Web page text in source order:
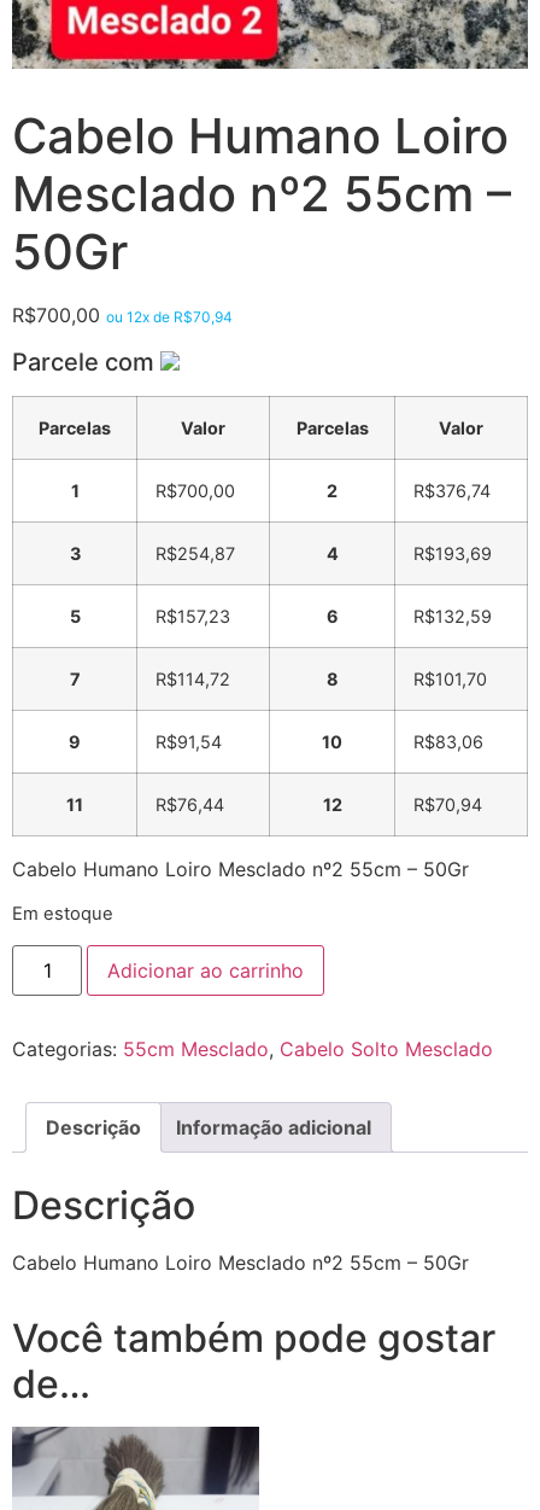
Cabelo Humano Loiro
Mesclado nº2 55cm –
50Gr
R$700,00 ou 12x de R$70,94
Parcele com
Parcelas Valor Parcelas Valor
1 R$700,00 2 R$376,74
3 R$254,87 4 R$193,69
5 R$157,23 6 R$132,59
7 R$114,72 8 R$101,70
9 R$91,54 10 R$83,06
11 R$76,44 12 R$70,94
Cabelo Humano Loiro Mesclado nº2 55cm – 50Gr
Em estoque
Adicionar ao carrinho
Categorias: 55cm Mesclado, Cabelo Solto Mesclado
Descrição Informação adicional
Descrição
Cabelo Humano Loiro Mesclado nº2 55cm – 50Gr
Você também pode gostar
de…